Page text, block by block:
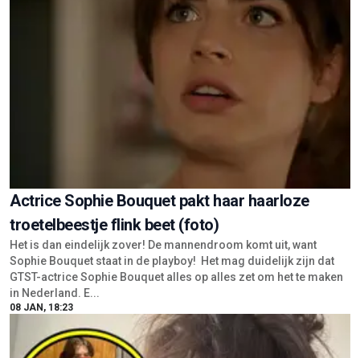
Actrice Sophie Bouquet pakt haar haarloze
troetelbeestje flink beet (foto)
Het is dan eindelijk zover! De mannendroom komt uit, want
Sophie Bouquet staat in de playboy! Het mag duidelijk zijn dat
GTST-actrice Sophie Bouquet alles op alles zet om het te maken
in Nederland. E...
08 JAN, 18:23